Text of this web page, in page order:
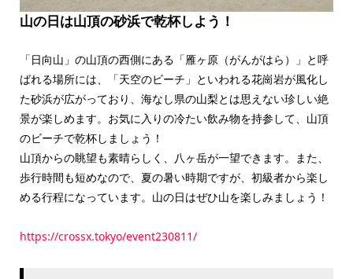
山の日は山頂の砂浜で乾杯しよう！
「日向山」の山頂の西側にある「雁ヶ原（がんがはら）」と呼
ばれる場所には、「天空のビーチ」といわれる花崗岩が風化し
た砂浜が広がっており、海なし県の山梨とは思えない珍しい絶
景が楽しめます。お気に入りの冷たい飲み物を持参して、山頂
のビーチで乾杯しましょう！
山頂からの眺望も素晴らしく、八ヶ岳が一望できます。また、
歩行時間も短めなので、夏の暑い時期ですが、初級者から楽し
める行程になっています。山の日はぜひ山を楽しみましょう！
https://crossx.tokyo/event230811/